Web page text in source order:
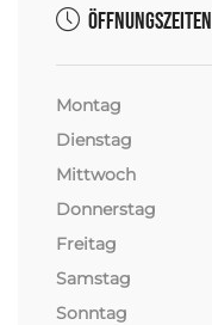
Öffnungszeiten
Montag
Dienstag
Mittwoch
Donnerstag
Freitag
Samstag
Sonntag